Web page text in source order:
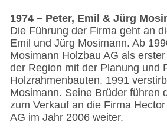
1974 – Peter, Emil & Jürg
Die Führung der Firma geht an
Emil und Jürg Mosimann. Ab
Mosimann Holzbau AG als
der Region mit der Planung und
Holzrahmenbauten. 1991
Mosimann. Seine Brüder führen
zum Verkauf an die Firma
AG im Jahr 2006 weiter.